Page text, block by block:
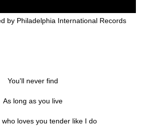
by Philadelphia International Records
You'll never find
As long as you live
who loves you tender like I do